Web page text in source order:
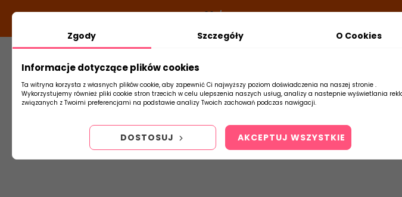
DODATKOWY RABAT Z KODEM:NEWLOOK26/TUBADZIN- DODAJ PRODUKT DO
Płytki
Zgody Szczegóły O Cookies
Informacje dotyczące plików cookies
Ta witryna korzysta z własnych plików cookie, aby zapewnić Ci najwyższy poziom doświadczenia na naszej stronie .
Wykorzystujemy również pliki cookie stron trzecich w celu ulepszenia naszych usług, analizy a nastepnie wyświetlania
związanych z Twoimi preferencjami na podstawie analizy Twoich zachowań podczas nawigacji.
DOSTOSUJ AKCEPTUJ WSZYSTKIE